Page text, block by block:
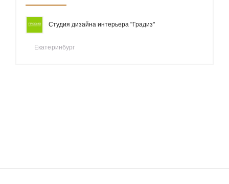
Студия дизайна интерьера "Градиз"
Екатеринбург